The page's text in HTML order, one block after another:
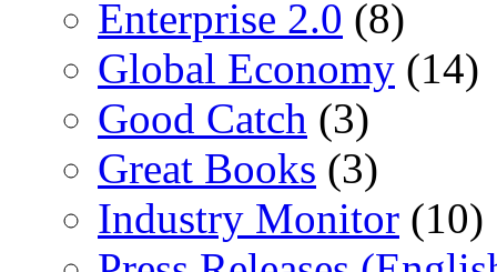
Enterprise 2.0 (8)
Global Economy (14)
Good Catch (3)
Great Books (3)
Industry Monitor (10)